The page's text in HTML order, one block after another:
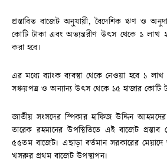
প্রস্তাবিত বাজেট অনুযায়ী, বৈদেশিক ঋণ ও
কোটি টাকা এবং অভ্যন্তরীণ উৎস থেকে ১ লাখ
করা হবে।
এর মধ্যে ব্যাংক ব্যবস্থা থেকে নেওয়া হবে ১
সঞ্চয়পত্র ও অন্যান্য উৎস থেকে ১৫ হাজার কোটি
জাতীয় সংসদের স্পিকার হাফিজ উদ্দিন আহমদের
তারেক রহমানের উপস্থিতিতে এই বাজেট
৫৫তম বাজেট। এছাড়া বর্তমান সরকারের মেয়াদে
খসরুর প্রথম বাজেট উপস্থাপন।